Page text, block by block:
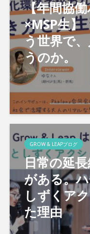
【年間協
×MSP生】
う世界で
うのか。
GROW & LEAPブログ
日常の延
がある。
しずくア
た理由